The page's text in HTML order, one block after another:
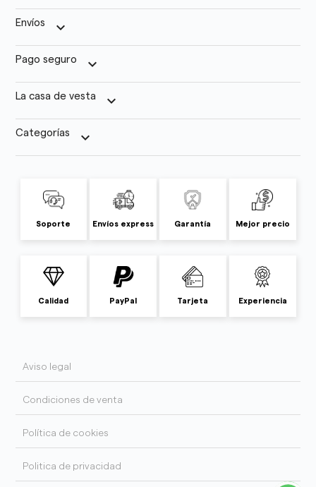
Envíos keyboard_arrow_down
Pago seguro keyboard_arrow_down
La casa de vesta keyboard_arrow_down
Categorías keyboard_arrow_down
Soporte Envíos express Garantía Mejor precio
Calidad PayPal Tarjeta Experiencia
Aviso legal
Condiciones de venta
Política de cookies
Politica de privacidad